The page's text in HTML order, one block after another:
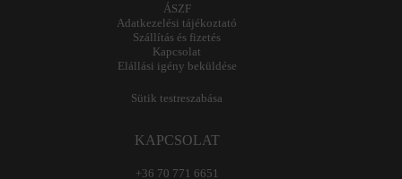
ÁSZF
Adatkezelési tájékoztató
Szállítás és fizetés
Kapcsolat
Elállási igény beküldése
Sütik testreszabása
KAPCSOLAT
+36 70 771 6651